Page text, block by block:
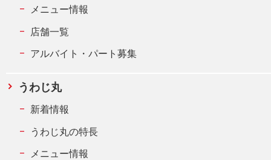
メニュー情報
店舗一覧
アルバイト・パート募集
うわじ丸
新着情報
うわじ丸の特長
メニュー情報